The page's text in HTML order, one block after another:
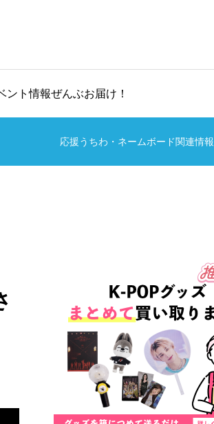
ト情報ぜんぶお届け！
応援うちわ・ネームボード関連情報